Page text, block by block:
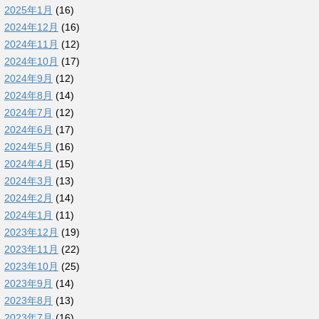
2025年1月 (16)
2024年12月 (16)
2024年11月 (12)
2024年10月 (17)
2024年9月 (12)
2024年8月 (14)
2024年7月 (12)
2024年6月 (17)
2024年5月 (16)
2024年4月 (15)
2024年3月 (13)
2024年2月 (14)
2024年1月 (11)
2023年12月 (19)
2023年11月 (22)
2023年10月 (25)
2023年9月 (14)
2023年8月 (13)